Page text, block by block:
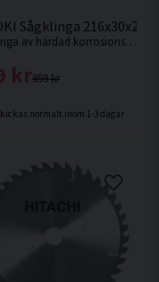
Sågklinga
Sågklinga av härdad korrosionsbeständigt stål för mycket fin sågning i hårt och mjukt trä.
959 kr
kr
normalt inom 1-3 dagar